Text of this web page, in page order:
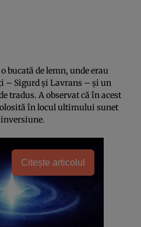
bucată de lemn, unde erau
– Sigurd şi Lavrans – şi un
tradus. A observat că în acest
în locul ultimului sunet
Citește articolul